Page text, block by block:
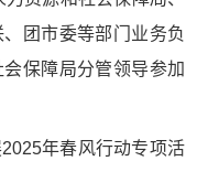
团市委等部门业务负
保障局分管领导参加
年春风行动专项活